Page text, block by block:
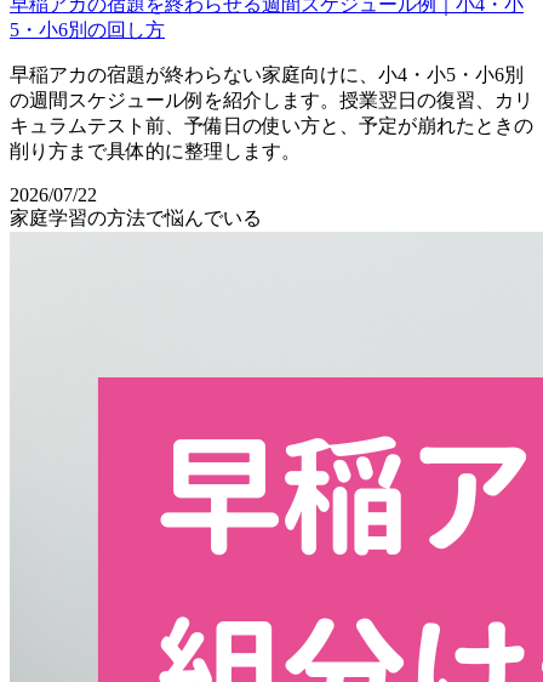
5・小6別の回し方
早稲アカの宿題が終わらない家庭向けに、小4・小5・小6別
の週間スケジュール例を紹介します。授業翌日の復習、カリ
キュラムテスト前、予備日の使い方と、予定が崩れたときの
削り方まで具体的に整理します。
2026/07/22
家庭学習の方法で悩んでいる